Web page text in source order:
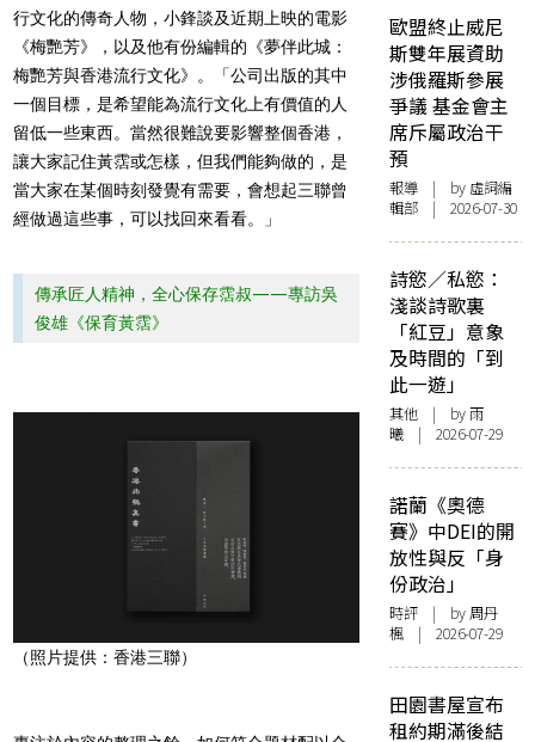
行文化的傳奇人物，小鋒談及近期上映的電影
《梅艷芳》，以及他有份編輯的《夢伴此城：
梅艷芳與香港流行文化》。「公司出版的其中
一個目標，是希望能為流行文化上有價值的人
留低一些東西。當然很難說要影響整個香港，
讓大家記住黃霑或怎樣，但我們能夠做的，是
當大家在某個時刻發覺有需要，會想起三聯曾
經做過這些事，可以找回來看看。」
傳承匠人精神，全心保存霑叔——專訪吳
俊雄《保育黃霑》
（照片提供：香港三聯）
歐盟終止威尼
斯雙年展資助
涉俄羅斯參展
爭議 基金會主
席斥屬政治干
預
報導 | by 虛詞編
輯部 | 2026-07-30
詩慾／私慾：
淺談詩歌裏
「紅豆」意象
及時間的「到
此一遊」
其他 | by 雨
曦 | 2026-07-29
諾蘭《奧德
賽》中DEI的開
放性與反「身
份政治」
時評 | by周丹
楓 | 2026-07-29
田園書屋宣布
租約期滿後結